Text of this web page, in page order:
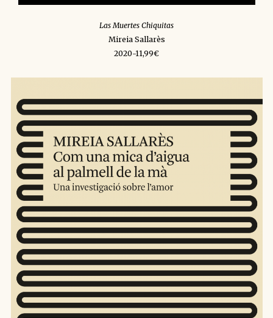
Las Muertes Chiquitas
Mireia Sallarès
2020-11,99€